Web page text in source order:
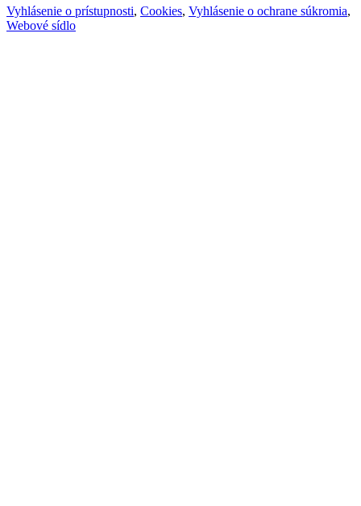
Vyhlásenie o prístupnosti, Cookies, Vyhlásenie o ochrane súkromia,
Webové sídlo